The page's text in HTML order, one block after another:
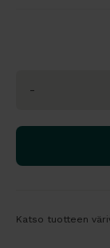
-
Katso tuotteen